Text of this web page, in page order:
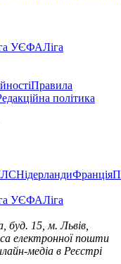
УЄФАЛіга
Правила
політика
НідерландиФранція
УЄФАЛіга
буд. 15, м. Львів,
електронної пошти
медіа в Реєстрі